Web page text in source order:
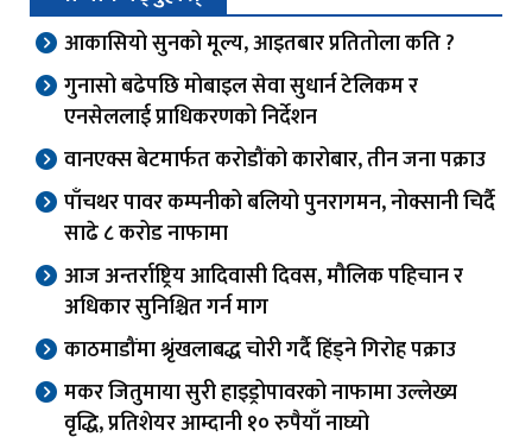
आकासियो सुनको मूल्य, आइतबार प्रतितोला कति ?
गुनासो बढेपछि मोबाइल सेवा सुधार्न टेलिकम र
एनसेललाई प्राधिकरणको निर्देशन
वानएक्स बेटमार्फत करोडौंको कारोबार, तीन जना पक्राउ
पाँचथर पावर कम्पनीको बलियो पुनरागमन, नोक्सानी चिर्दै
साढे ८ करोड नाफामा
आज अन्तर्राष्ट्रिय आदिवासी दिवस, मौलिक पहिचान र
अधिकार सुनिश्चित गर्न माग
काठमाडौंमा श्रृंखलाबद्ध चोरी गर्दै हिंड्ने गिरोह पक्राउ
मकर जितुमाया सुरी हाइड्रोपावरको नाफामा उल्लेख्य
वृद्धि, प्रतिशेयर आम्दानी १० रुपैयाँ नाघ्यो